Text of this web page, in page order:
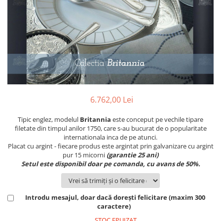
SUB 500
SUB 200
SUB 1000
SUB 2000
SUB 3000
SUB 5000
PRODUSE
ACCESORII PENTRU MASĂ
SET CEAI &AMP; DESERT
CEASURI DE INTERIOR
OBIECTE DECORATIVE
VAZE DECORATIVE
PRODUSE PENTRU CURĂŢAT
ACCESORII DECORATIVE
SETURI DE CAFEA
BRANDURI
ROYAL ALBERT
AZAY CASA
JL COQUET
PORTMEIRION
VILLA ALTACHIARA
PIP STUDIO
NEW COUNTRY ROSES PINK
ROSECONFETTI
CORPURI DE ILUMINAT
TROFEE
BRANDURI
WATERFORD
VALENTI
SALVIATI
ROYAL ALBERT
PORTMEIRION
BOURGOGNE
SETURI PENTRU CAVIAR
PAHARE SI CANI
ACCESORII BIROU
SUPORTURI PENTRU PRAJITURI
CASETE DE BIJUTERII
BRANDURI
ARTHUR PRICE OF ENGLAND
CHINELLI
AZAY CASA
COLECTII
6.762,00 Lei
Tipic englez, modelul Britannia este conceput pe vechile tipare
filetate din timpul anilor 1750, care s-au bucurat de o popularitate
internationala inca de pe atunci.
Placat cu argint - fiecare produs este argintat prin galvanizare cu argint
pur 15 micorni (garantie 25 ani)
Setul este disponibil doar pe comanda, cu avans de 50%.
Introdu mesajul, doar dacă dorești felicitare (maxim 300
caractere)